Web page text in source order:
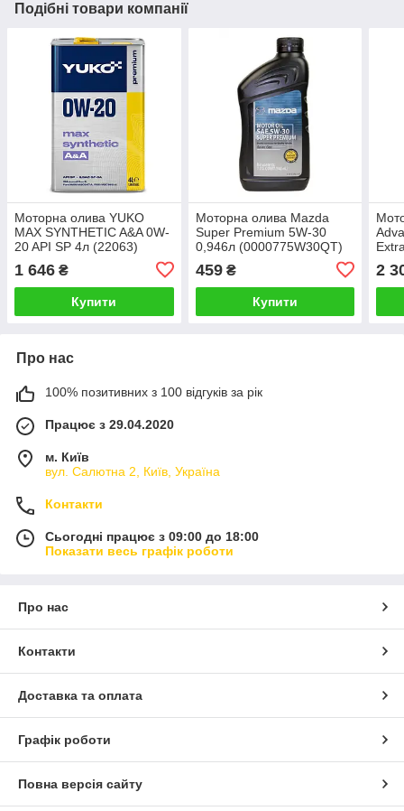
Подібні товари компанії
Моторна олива YUKO
MAX SYNTHETIC A&A 0W-
20 API SP 4л (22063)
1 646 ₴
Купити
Моторна олива Mazda
Super Premium 5W-30
0,946л (0000775W30QT)
459₴
Купити
2
Про нас
100% позитивних з 100 відгуків за рік
Працює з 29.04.2020
м. Київ
вул. Салютна 2, Київ, Україна
Контакти
Сьогодні працює з 09:00 до 18:00
Показати весь графік роботи
Про нас
Контакти
Доставка та оплата
Графік роботи
Повна версія сайту